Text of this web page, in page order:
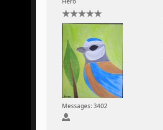
Messages: 3402